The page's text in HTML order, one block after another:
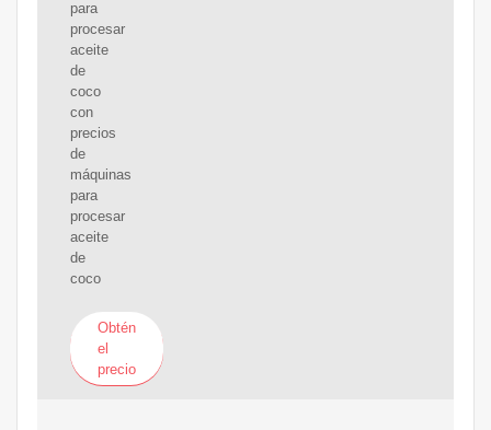
para
procesar
aceite
de
coco
con
precios
de
máquinas
para
procesar
aceite
de
coco
Obtén
el
precio